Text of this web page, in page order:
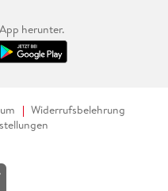
herunter.
Widerrufsbelehrung